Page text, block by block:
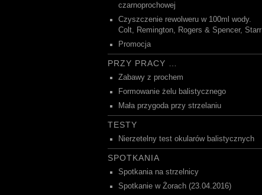
czarnoprochowej
Czyszczenie rewolweru w 100ml wody.
Colt, Remington, Rogers & Spencer, Starr
Promocja
PRZY PRACY …
Zabawy z prochem
Formowanie żelu balistycznego
Mała przygoda przy strzelaniu
TESTY
Nierzetelny test okularów balistycznych
SPOTKANIA
Spotkania na strzelnicy
Spotkanie w Żorach (23.04.2016)